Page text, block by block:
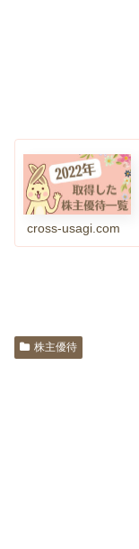
cross-usagi.com
株主優待